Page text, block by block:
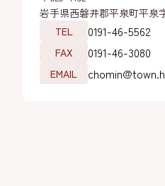
岩手県西磐井郡平泉町平泉
TEL
0191-46-5562
FAX 0191-46-3080
EMAIL